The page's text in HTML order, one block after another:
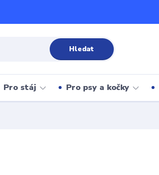
Hledat
Pro stáj Pro psy a kočky